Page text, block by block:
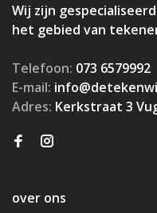
Wij zijn
het gebied van
Telefoon: 073 6579992
E-mail:
Adres: Kerkstraat 3
over ons